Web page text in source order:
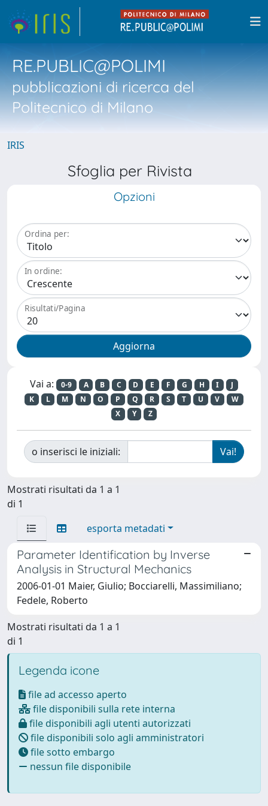
RE.PUBLIC@POLIMI
pubblicazioni di ricerca del
Politecnico di Milano
IRIS
Sfoglia per Rivista
Opzioni
Ordina per:
In ordine:
Risultati/Pagina
Vai a: 0-9 A B C D E F G H I
J
K
L M N O P Q R S T U V
W
X
Y Z
o inserisci le iniziali:
Mostrati risultati da 1 a 1
di 1
esporta metadati
Parameter Identification by Inverse
Analysis in Structural Mechanics
2006-01-01 Maier, Giulio; Bocciarelli, Massimiliano;
Fedele, Roberto
Mostrati risultati da 1 a 1
di 1
Legenda icone
file ad accesso aperto
file disponibili sulla rete interna
file disponibili agli utenti autorizzati
file disponibili solo agli amministratori
file sotto embargo
nessun file disponibile